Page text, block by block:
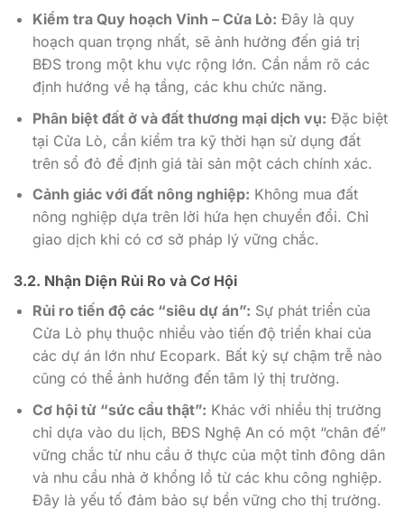
Kiểm tra Quy hoạch Vinh – Cửa Lò: Đây là quy
hoạch quan trọng nhất, sẽ ảnh hưởng đến giá trị
BĐS trong một khu vực rộng lớn. Cần nắm rõ các
định hướng về hạ tầng, các khu chức năng.
Phân biệt đất ở và đất thương mại dịch vụ: Đặc biệt
tại Cửa Lò, cần kiểm tra kỹ thời hạn sử dụng đất
trên sổ đỏ để định giá tài sản một cách chính xác.
Cảnh giác với đất nông nghiệp: Không mua đất
nông nghiệp dựa trên lời hứa hẹn chuyển đổi. Chỉ
giao dịch khi có cơ sở pháp lý vững chắc.
3.2. Nhận Diện Rủi Ro và Cơ Hội
Rủi ro tiến độ các “siêu dự án”: Sự phát triển của
Cửa Lò phụ thuộc nhiều vào tiến độ triển khai của
các dự án lớn như Ecopark. Bất kỳ sự chậm trễ nào
cũng có thể ảnh hưởng đến tâm lý thị trường.
Cơ hội từ “sức cầu thật”: Khác với nhiều thị trường
chỉ dựa vào du lịch, BĐS Nghệ An có một “chân đế”
vững chắc từ nhu cầu ở thực của một tỉnh đông dân
và nhu cầu nhà ở khổng lồ từ các khu công nghiệp.
Đây là yếu tố đảm bảo sự bền vững cho thị trường.